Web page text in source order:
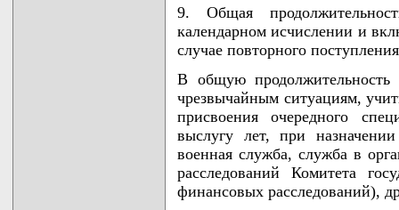
9. Общая
календарном исчислении и
случае повторного
В общую
чрезвычайным ситуациям,
присвоения очередного
выслугу лет, при
военная служба, служба в
расследований Комитета
финансовых расследований),